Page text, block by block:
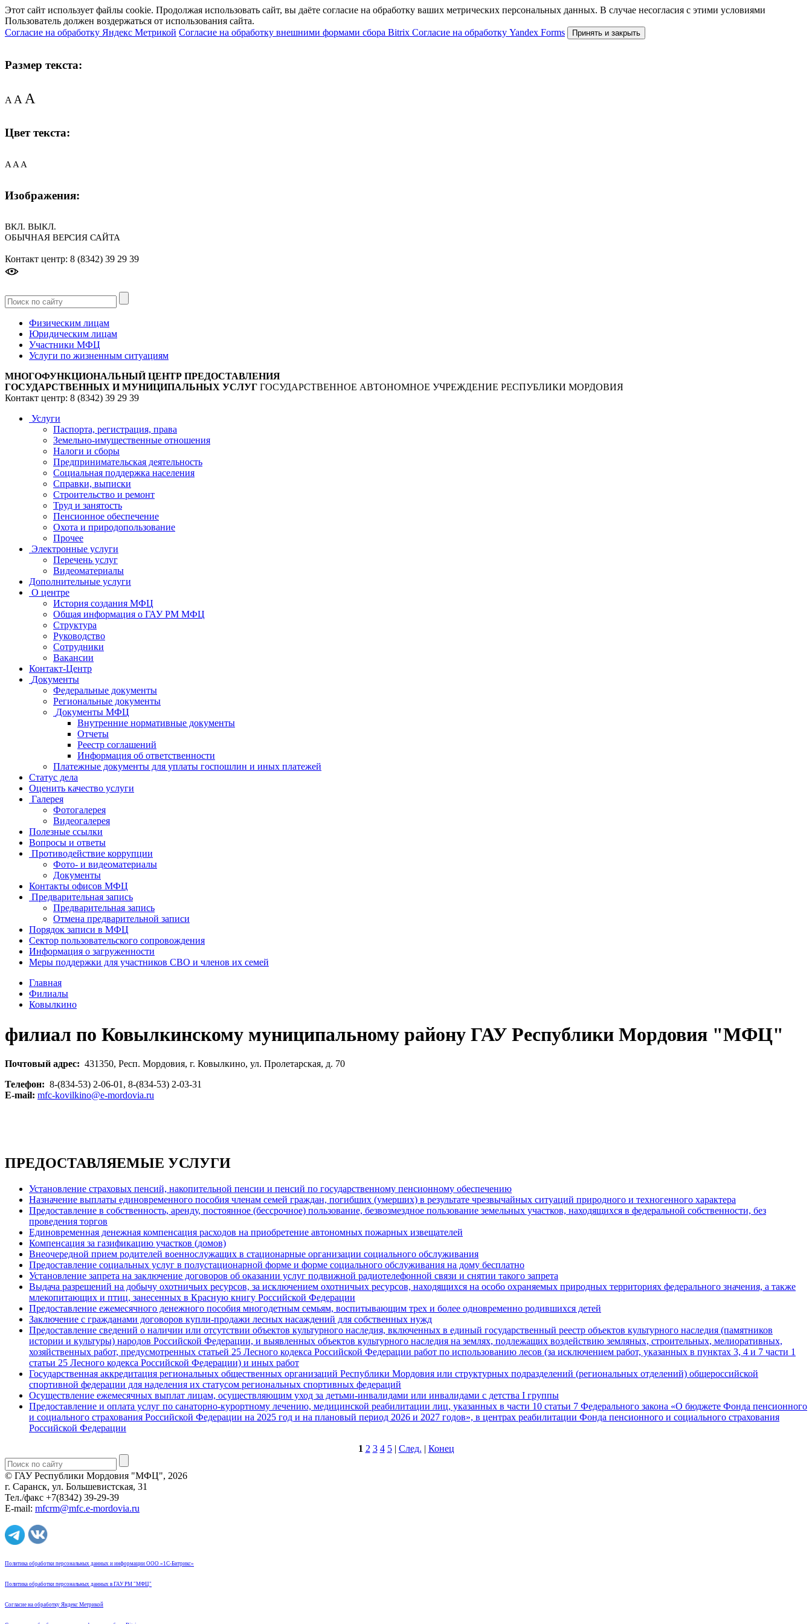
Этот сайт использует файлы cookie. Продолжая использовать сайт, вы даёте согласие на обработку ваших метрических персональных данных. В случае несогласия с этими условиями
Пользователь должен воздержаться от использования сайта.
Согласие на обработку Яндекс Метрикой Согласие на обработку внешними формами сбора Bitrix Согласие на обработку Yandex Forms Принять и закрыть
Размер текста:
AAA
Цвет текста:
A A A
Изображения:
ВКЛ. ВЫКЛ.
ОБЫЧНАЯ ВЕРСИЯ САЙТА
Контакт центр: 8 (8342) 39 29 39
Физическим лицам
Юридическим лицам
Участники МФЦ
Услуги по жизненным ситуациям
МНОГОФУНКЦИОНАЛЬНЫЙ ЦЕНТР ПРЕДОСТАВЛЕНИЯ
ГОСУДАРСТВЕННЫХ И МУНИЦИПАЛЬНЫХ УСЛУГ ГОСУДАРСТВЕННОЕ АВТОНОМНОЕ УЧРЕЖДЕНИЕ РЕСПУБЛИКИ МОРДОВИЯ
Контакт центр: 8 (8342) 39 29 39
Услуги
Паспорта, регистрация, права
Земельно-имущественные отношения
Налоги и сборы
Предпринимательская деятельность
Социальная поддержка населения
Справки, выписки
Строительство и ремонт
Труд и занятость
Пенсионное обеспечение
Охота и природопользование
Прочее
Электронные услуги
Перечень услуг
Видеоматериалы
Дополнительные услуги
О центре
История создания МФЦ
Общая информация о ГАУ РМ МФЦ
Структура
Руководство
Сотрудники
Вакансии
Контакт-Центр
Документы
Федеральные документы
Региональные документы
Документы МФЦ
Внутренние нормативные документы
Отчеты
Реестр соглашений
Информация об ответственности
Платежные документы для уплаты госпошлин и иных платежей
Статус дела
Оценить качество услуги
Галерея
Фотогалерея
Видеогалерея
Полезные ссылки
Вопросы и ответы
Противодействие коррупции
Фото- и видеоматериалы
Документы
Контакты офисов МФЦ
Предварительная запись
Предварительная запись
Отмена предварительной записи
Порядок записи в МФЦ
Сектор пользовательского сопровождения
Информация о загруженности
Меры поддержки для участников СВО и членов их семей
Главная
Филиалы
Ковылкино
филиал по Ковылкинскому муниципальному району ГАУ Республики Мордовия "МФЦ"
Почтовый адрес: 431350, Респ. Мордовия, г. Ковылкино, ул. Пролетарская, д. 70
Телефон: 8-(834-53) 2-06-01, 8-(834-53) 2-03-31
E-mail: mfc-kovilkino@e-mordovia.ru
ПРЕДОСТАВЛЯЕМЫЕ УСЛУГИ
Установление страховых пенсий, накопительной пенсии и пенсий по государственному пенсионному обеспечению
Назначение выплаты единовременного пособия членам семей граждан, погибших (умерших) в результате чрезвычайных ситуаций природного и техногенного характера
Предоставление в собственность, аренду, постоянное (бессрочное) пользование, безвозмездное пользование земельных участков, находящихся в федеральной собственности, без
проведения торгов
Единовременная денежная компенсация расходов на приобретение автономных пожарных извещателей
Компенсация за газификацию участков (домов)
Внеочередной прием родителей военнослужащих в стационарные организации социального обслуживания
Предоставление социальных услуг в полустационарной форме и форме социального обслуживания на дому бесплатно
Установление запрета на заключение договоров об оказании услуг подвижной радиотелефонной связи и снятии такого запрета
Выдача разрешений на добычу охотничьих ресурсов, за исключением охотничьих ресурсов, находящихся на особо охраняемых природных территориях федерального значения, а также
млекопитающих и птиц, занесенных в Красную книгу Российской Федерации
Предоставление ежемесячного денежного пособия многодетным семьям, воспитывающим трех и более одновременно родившихся детей
Заключение с гражданами договоров купли-продажи лесных насаждений для собственных нужд
Предоставление сведений о наличии или отсутствии объектов культурного наследия, включенных в единый государственный реестр объектов культурного наследия (памятников
истории и культуры) народов Российской Федерации, и выявленных объектов культурного наследия на землях, подлежащих воздействию земляных, строительных, мелиоративных,
хозяйственных работ, предусмотренных статьей 25 Лесного кодекса Российской Федерации работ по использованию лесов (за исключением работ, указанных в пунктах 3, 4 и 7 части 1
статьи 25 Лесного кодекса Российской Федерации) и иных работ
Государственная аккредитация региональных общественных организаций Республики Мордовия или структурных подразделений (региональных отделений) общероссийской
спортивной федерации для наделения их статусом региональных спортивных федераций
Осуществление ежемесячных выплат лицам, осуществляющим уход за детьми-инвалидами или инвалидами с детства I группы
Предоставление и оплата услуг по санаторно-курортному лечению, медицинской реабилитации лиц, указанных в части 10 статьи 7 Федерального закона «О бюджете Фонда пенсионного
и социального страхования Российской Федерации на 2025 год и на плановый период 2026 и 2027 годов», в центрах реабилитации Фонда пенсионного и социального страхования
Российской Федерации
1 2 3 4 5| След. | Конец
© ГАУ Республики Мордовия "МФЦ", 2026
г. Саранск, ул. Большевистская, 31
Тел./факс +7(8342) 39-29-39
E-mail: mfcrm@mfc.e-mordovia.ru
Политика обработки персональных данных и информации ООО «1С-Битрикс»
Политика обработки персональных данных в ГАУ РМ "МФЦ"
Согласие на обработку Яндекс Метрикой